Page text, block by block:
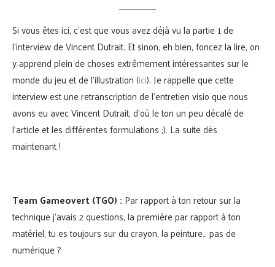
Si vous êtes ici, c’est que vous avez déjà vu la partie 1 de
l’interview de Vincent Dutrait. Et sinon, eh bien, foncez la lire, on
y apprend plein de choses extrêmement intéressantes sur le
monde du jeu et de l’illustration (ici). Je rappelle que cette
interview est une retranscription de l’entretien visio que nous
avons eu avec Vincent Dutrait, d’où le ton un peu décalé de
l’article et les différentes formulations ;). La suite dès
maintenant !
Team Gameovert (TGO) : Par rapport à ton retour sur la
technique j’avais 2 questions, la première par rapport à ton
matériel, tu es toujours sur du crayon, la peinture… pas de
numérique ?